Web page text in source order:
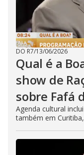
DO R7/13/06/2026
Qual é a
show de
sobre Fafá
Agenda cultural
também em